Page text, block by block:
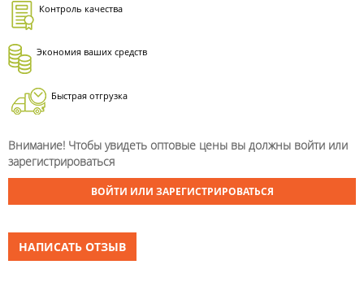
Контроль качества
Экономия ваших средств
Быстрая отгрузка
Внимание! Чтобы увидеть оптовые цены вы должны войти или
зарегистрироваться
ВОЙТИ ИЛИ ЗАРЕГИСТРИРОВАТЬСЯ
НАПИСАТЬ ОТЗЫВ